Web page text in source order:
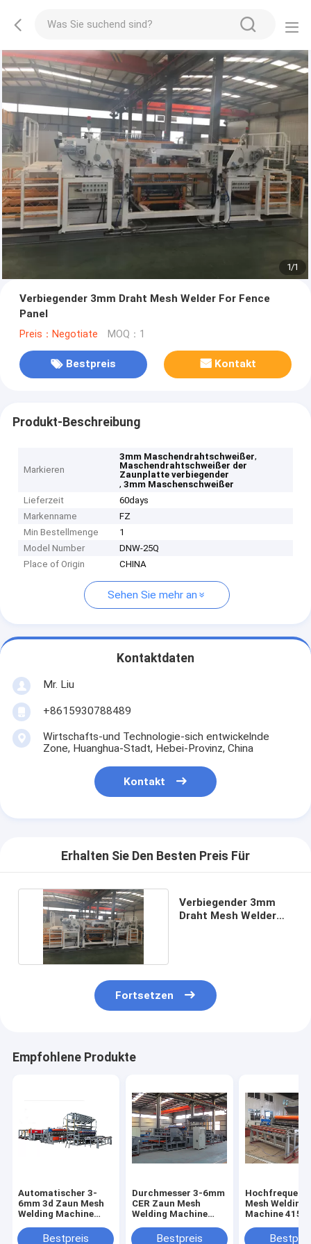
1/1
Verbiegender 3mm Draht Mesh Welder For Fence
Panel
Preis：Negotiate MOQ：1
Bestpreis Kontakt
Produkt-Beschreibung
Markieren
3mm Maschendrahtschweißer,
Maschendrahtschweißer der
Zaunplatte verbiegender
,3mm Maschenschweißer
Lieferzeit
60days
Markenname
FZ
Min Bestellmenge
1
Model Number
DNW-25Q
Place of Origin
CHINA
Sehen Sie mehr an
Kontaktdaten
Mr. Liu
+8615930788489
Wirtschafts-und Technologie-sich entwickelnde
Zone, Huanghua-Stadt, Hebei-Provinz, China
Kontakt
Erhalten Sie Den Besten Preis Für
Verbiegender 3mm
Draht Mesh Welder
Fortsetzen
Empfohlene Produkte
Automatischer 3-
6mm 3d Zaun Mesh
Welding Machine
Bestpreis
Durchmesser 3-6mm
CER Zaun Mesh
Welding Machine
Bestpreis
Mesh Welding
Machine 415v